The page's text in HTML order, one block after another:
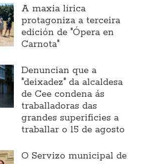
A maxia lírica
protagoniza a terceira
edición de "Ópera en
Carnota"
Denuncian que a
"deixadez" da alcaldesa
de Cee condena ás
traballadoras das
grandes superificies a
traballar o 15 de agosto
O Servizo municipal de